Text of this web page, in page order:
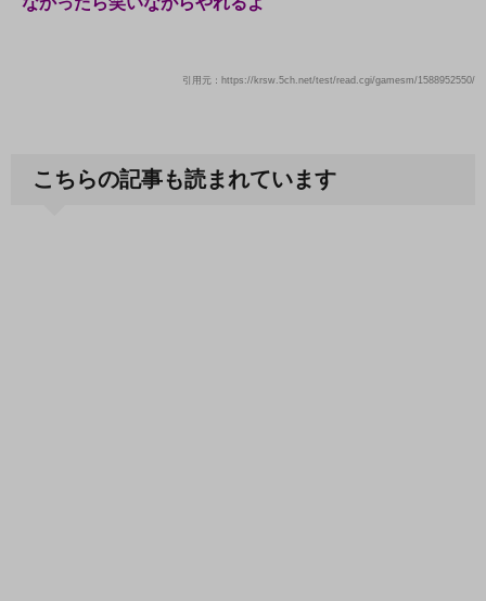
引用元：https://krsw.5ch.net/test/read.cgi/gamesm/1588952550/
こちらの記事も読まれています